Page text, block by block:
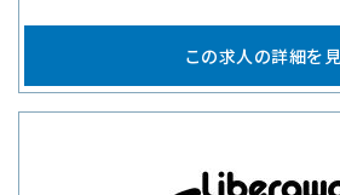
この求人の詳細を